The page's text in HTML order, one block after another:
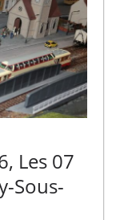
Les 07
Sous-